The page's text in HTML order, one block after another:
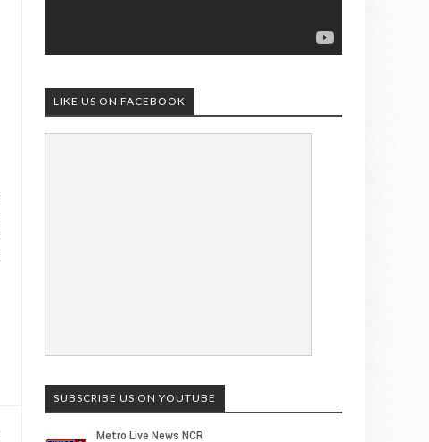
LIKE US ON FACEBOOK
SUBSCRIBE US ON YOUTUBE